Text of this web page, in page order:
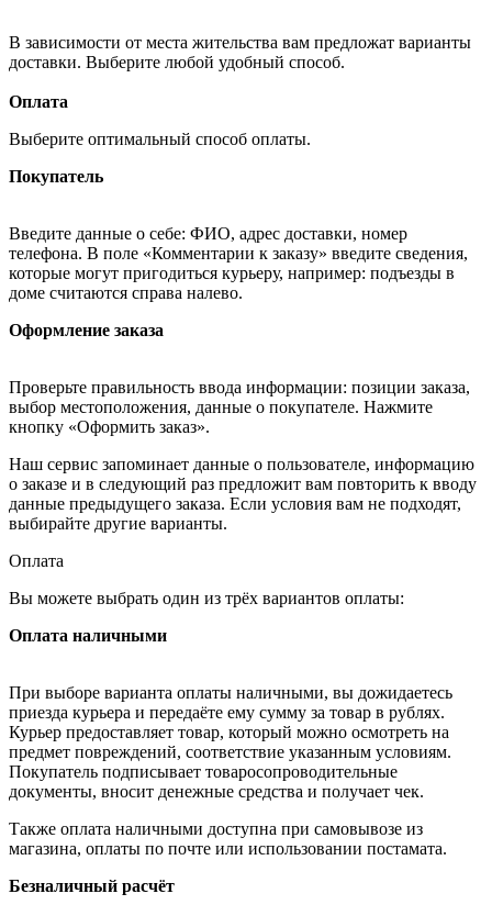
В зависимости от места жительства вам предложат варианты
доставки. Выберите любой удобный способ.
Оплата
Выберите оптимальный способ оплаты.
Покупатель
Введите данные о себе: ФИО, адрес доставки, номер
телефона. В поле «Комментарии к заказу» введите сведения,
которые могут пригодиться курьеру, например: подъезды в
доме считаются справа налево.
Оформление заказа
Проверьте правильность ввода информации: позиции заказа,
выбор местоположения, данные о покупателе. Нажмите
кнопку «Оформить заказ».
Наш сервис запоминает данные о пользователе, информацию
о заказе и в следующий раз предложит вам повторить к вводу
данные предыдущего заказа. Если условия вам не подходят,
выбирайте другие варианты.
Оплата
Вы можете выбрать один из трёх вариантов оплаты:
Оплата наличными
При выборе варианта оплаты наличными, вы дожидаетесь
приезда курьера и передаёте ему сумму за товар в рублях.
Курьер предоставляет товар, который можно осмотреть на
предмет повреждений, соответствие указанным условиям.
Покупатель подписывает товаросопроводительные
документы, вносит денежные средства и получает чек.
Также оплата наличными доступна при самовывозе из
магазина, оплаты по почте или использовании постамата.
Безналичный расчёт